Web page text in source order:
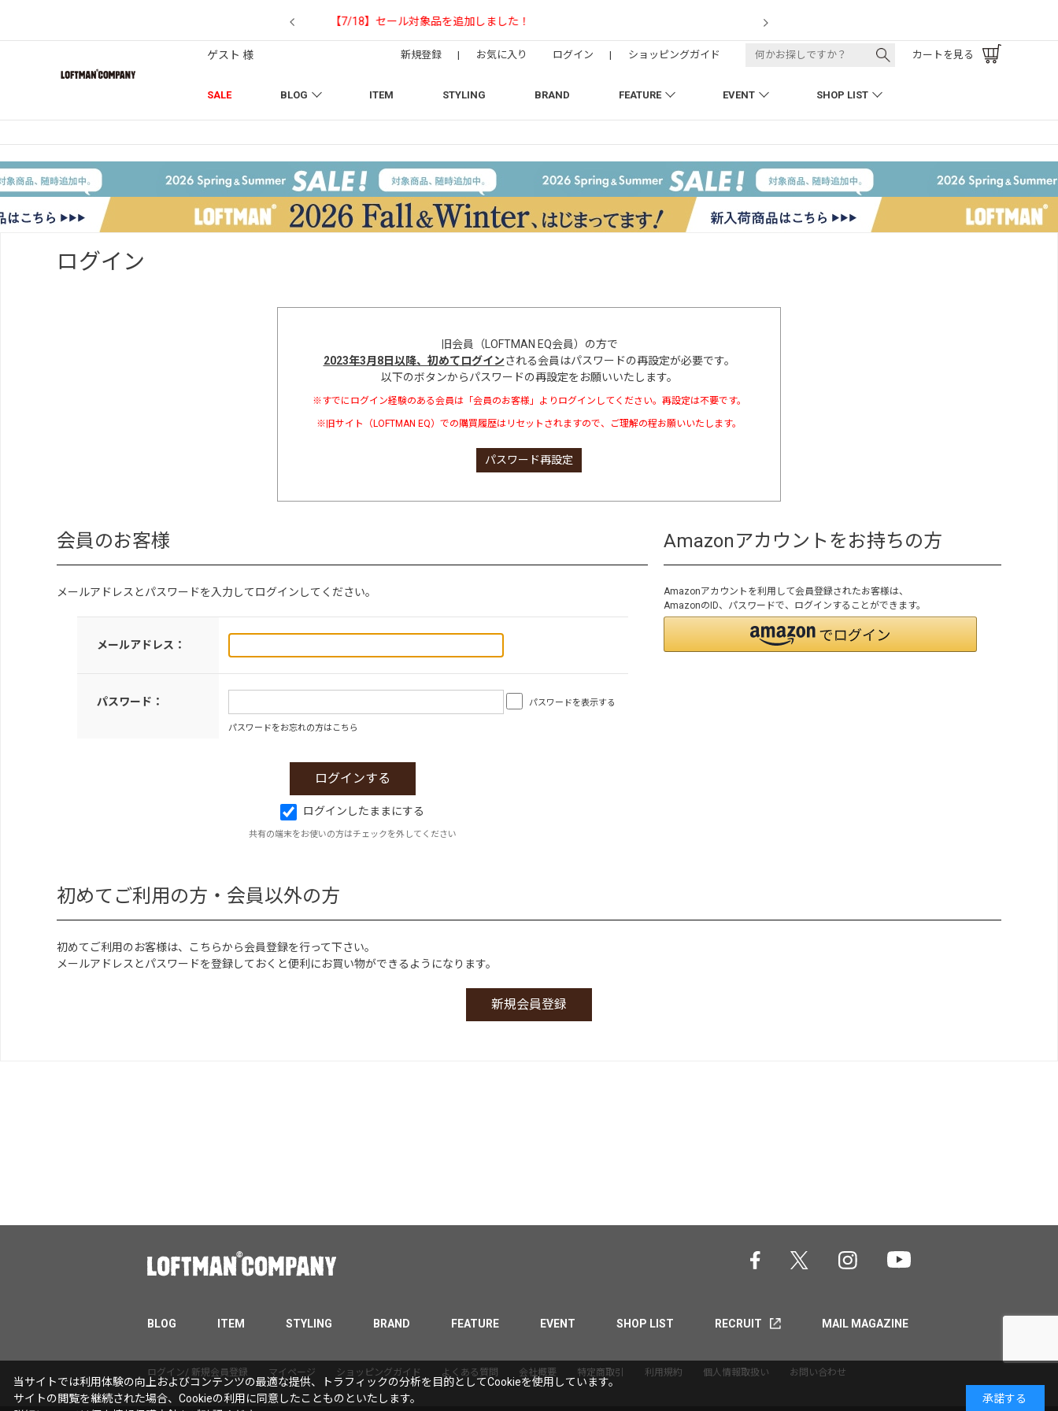
【NEEDLESの別注】50周年 H.D. Track Pant
SALE BLOG ITEM STYLING BRAND FEATURE EVENT SHOP LIST
ゲスト 様 新規登録 | お気に入り ログイン | ショッピングガイド カートを見る
ログイン
旧会員（LOFTMAN EQ会員）の方で
2023年3月8日以降、初めてログインされる会員はパスワードの再設定が必要です。
以下のボタンからパスワードの再設定をお願いいたします。
※すでにログイン経験のある会員は「会員のお客様」よりログインしてください。再設定は不要です。
※旧サイト（LOFTMAN EQ）での購買履歴はリセットされますので、ご理解の程お願いいたします。
パスワード再設定
会員のお客様
メールアドレスとパスワードを入力してログインしてください。
メールアドレス：
パスワード： パスワードを表示する
パスワードをお忘れの方はこちら
ログインしたままにする
共有の端末をお使いの方はチェックを外してください
Amazonアカウントをお持ちの方
Amazonアカウントを利用して会員登録されたお客様は、
AmazonのID、パスワードで、ログインすることができます。
初めてご利用の方・会員以外の方
初めてご利用のお客様は、こちらから会員登録を行って下さい。
メールアドレスとパスワードを登録しておくと便利にお買い物ができるようになります。
BLOG ITEM STYLING BRAND FEATURE EVENT SHOP LIST RECRUIT MAIL MAGAZINE
ログイン/ 新規会員登録 マイページ ショッピングガイド よくある質問 会社概要 特定商取引 利用規約 個人情報取扱い お問い合わせ
当サイトでは利用体験の向上およびコンテンツの最適な提供、トラフィックの分析を目的としてCookieを使用しています。
サイトの閲覧を継続された場合、Cookieの利用に同意したことものといたします。
承諾する